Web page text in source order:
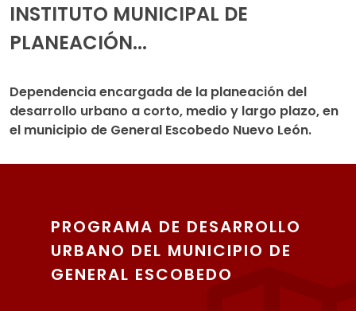
INSTITUTO MUNICIPAL DE
PLANEACIÓN...
Dependencia encargada de la planeación del
desarrollo urbano a corto, medio y largo plazo, en
el municipio de General Escobedo Nuevo León.
PROGRAMA DE DESARROLLO
URBANO DEL MUNICIPIO DE
GENERAL ESCOBEDO